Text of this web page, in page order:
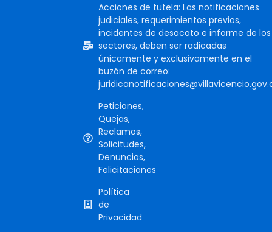
Acciones de tutela: Las notificaciones
judiciales, requerimientos previos,
incidentes de desacato e informe de los
sectores, deben ser radicadas
únicamente y exclusivamente en el
buzón de correo:
Peticiones,
Quejas,
Reclamos,
Solicitudes,
Denuncias,
Felicitaciones
Política
de
Privacidad